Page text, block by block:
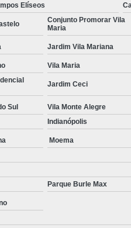
Elíseos
Conjunto Promorar Vila
Maria
Jardim Vila Mariana
Vila Maria
Jardim Ceci
Sul Vila Monte Alegre
Indianópolis
Moema
Parque Burle Max